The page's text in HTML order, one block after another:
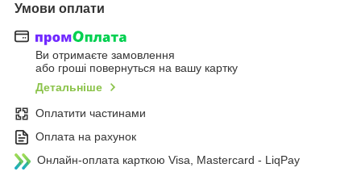
Умови оплати
Ви отримаєте замовлення
або гроші повернуться на вашу картку
Детальніше
Оплатити частинами
Оплата на рахунок
Онлайн-оплата карткою Visa, Mastercard - LiqPay